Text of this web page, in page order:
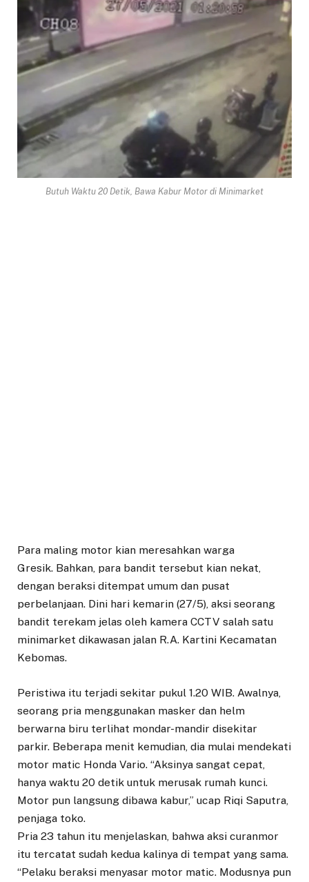
Butuh Waktu 20 Detik, Bawa Kabur Motor di Minimarket
Para maling motor kian meresahkan warga
Gresik. Bahkan, para bandit tersebut kian nekat,
dengan beraksi ditempat umum dan pusat
perbelanjaan. Dini hari kemarin (27/5), aksi seorang
bandit terekam jelas oleh kamera CCTV salah satu
minimarket dikawasan jalan R.A. Kartini Kecamatan
Kebomas.
Peristiwa itu terjadi sekitar pukul 1.20 WIB. Awalnya,
seorang pria menggunakan masker dan helm
berwarna biru terlihat mondar-mandir disekitar
parkir. Beberapa menit kemudian, dia mulai mendekati
motor matic Honda Vario. “Aksinya sangat cepat,
hanya waktu 20 detik untuk merusak rumah kunci.
Motor pun langsung dibawa kabur,” ucap Riqi Saputra,
penjaga toko.
Pria 23 tahun itu menjelaskan, bahwa aksi curanmor
itu tercatat sudah kedua kalinya di tempat yang sama.
“Pelaku beraksi menyasar motor matic. Modusnya pun